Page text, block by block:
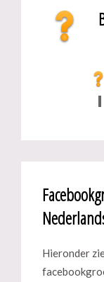
Hieronder